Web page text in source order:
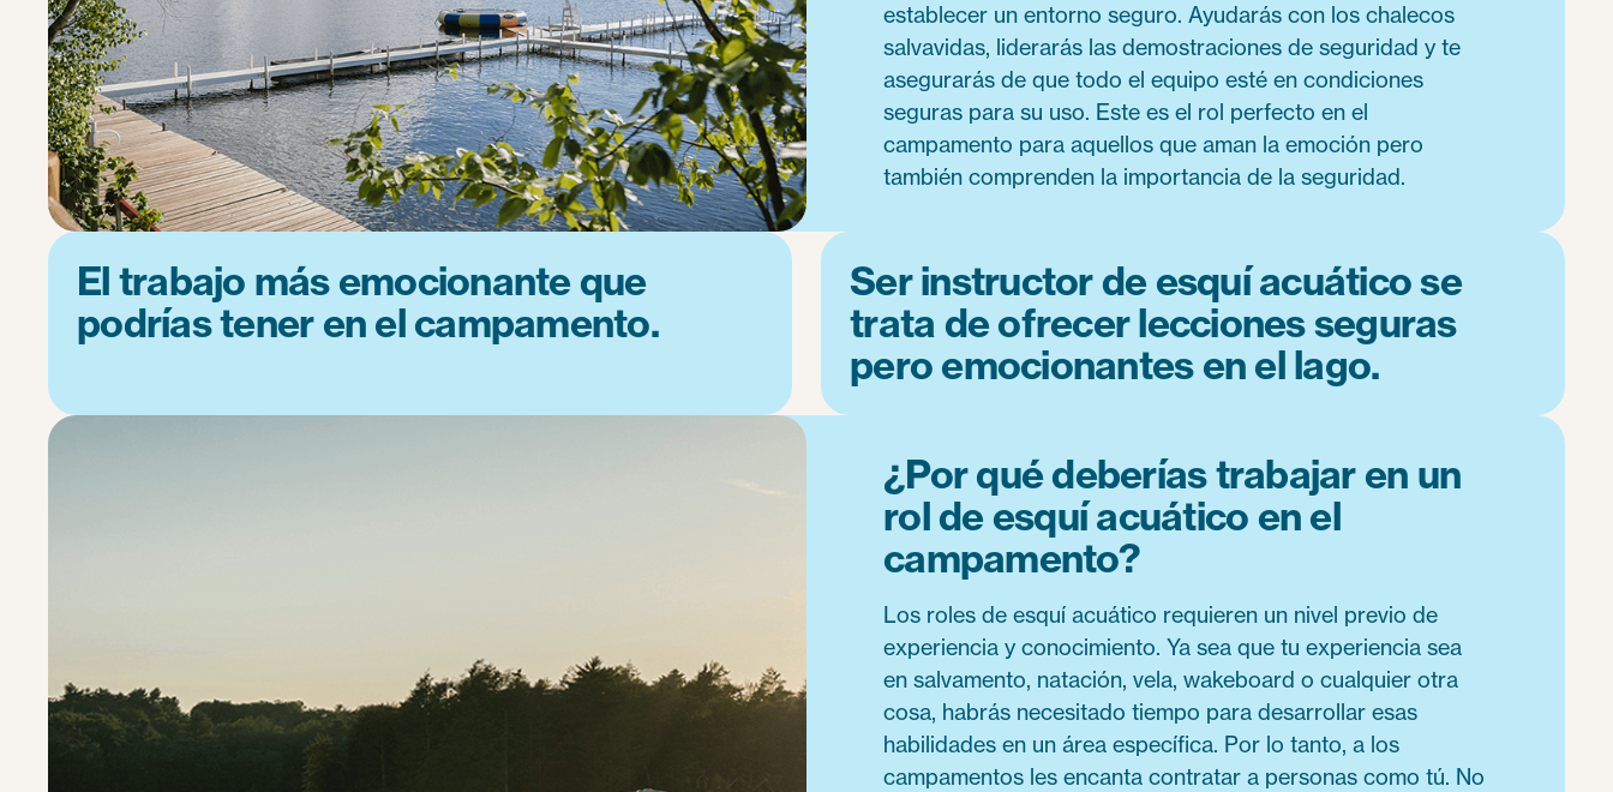
establecer un entorno seguro. Ayudarás con los chalecos
salvavidas, liderarás las demostraciones de seguridad y te
asegurarás de que todo el equipo esté en condiciones
seguras para su uso. Este es el rol perfecto en el
campamento para aquellos que aman la emoción pero
también comprenden la importancia de la seguridad.
El trabajo más emocionante que
podrías tener en el campamento.
Ser instructor de esquí acuático se
trata de ofrecer lecciones seguras
pero emocionantes en el lago.
¿Por qué deberías trabajar en un
rol de esquí acuático en el
campamento?
Los roles de esquí acuático requieren un nivel previo de
experiencia y conocimiento. Ya sea que tu experiencia sea
en salvamento, natación, vela, wakeboard o cualquier otra
cosa, habrás necesitado tiempo para desarrollar esas
habilidades en un área específica. Por lo tanto, a los
campamentos les encanta contratar a personas como tú. No